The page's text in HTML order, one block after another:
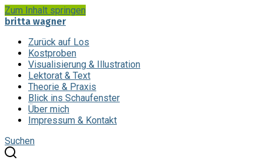
Zum Inhalt springen
britta wagner
Zurück auf Los
Kostproben
Visualisierung & Illustration
Lektorat & Text
Theorie & Praxis
Blick ins Schaufenster
Über mich
Impressum & Kontakt
Suchen